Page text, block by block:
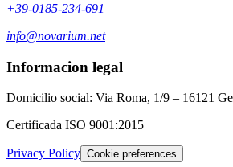
+39-0185-234-691
info@novarium.net
Informacion legal
Domicilio social: Via Roma, 1/9 – 16121
Certificada ISO 9001:2015
Privacy Policy Cookie preferences